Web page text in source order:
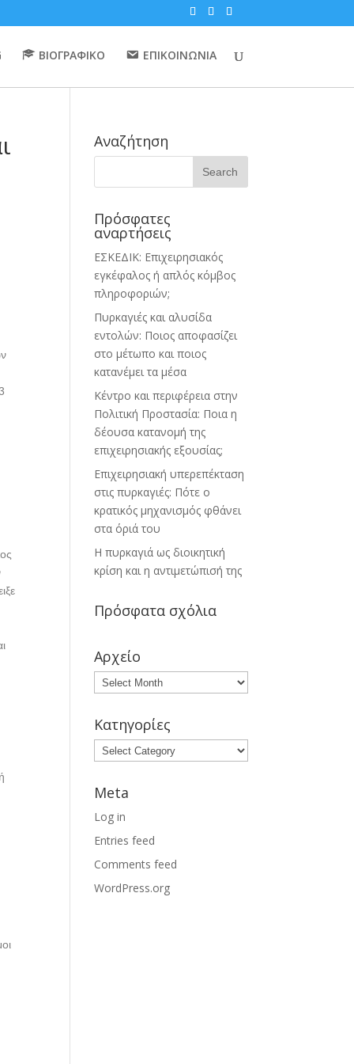
ΒΙΟΓΡΑΦΙΚΟ ΕΠΙΚΟΙΝΩΝΙΑ
Αναζήτηση
Πρόσφατες
αναρτήσεις
ΕΣΚΕΔΙΚ: Επιχειρησιακός
εγκέφαλος ή απλός κόμβος
πληροφοριών;
Πυρκαγιές και αλυσίδα
εντολών: Ποιος αποφασίζει
στο μέτωπο και ποιος
κατανέμει τα μέσα
Κέντρο και περιφέρεια στην
Πολιτική Προστασία: Ποια η
δέουσα κατανομή της
επιχειρησιακής εξουσίας;
Επιχειρησιακή υπερεπέκταση
στις πυρκαγιές: Πότε ο
κρατικός μηχανισμός φθάνει
στα όριά του
Η πυρκαγιά ως διοικητική
κρίση και η αντιμετώπισή της
Πρόσφατα σχόλια
Αρχείο
Κατηγορίες
Meta
Log in
Entries feed
Comments feed
WordPress.org